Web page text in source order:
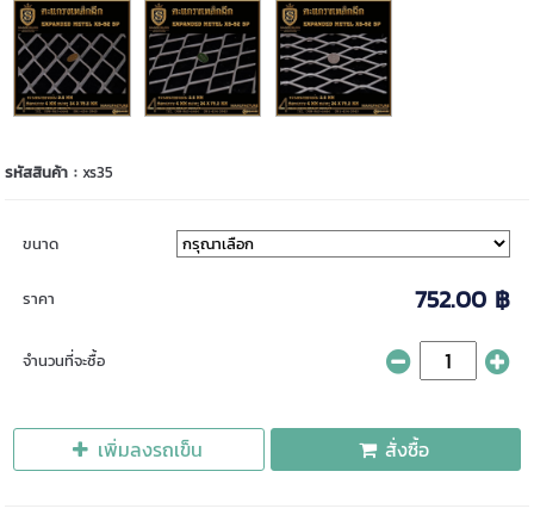
รหัสสินค้า :xs35
ขนาด
ราคา 752.00 ฿
จำนวนที่จะซื้อ
เพิ่มลงรถเข็น สั่งซื้อ